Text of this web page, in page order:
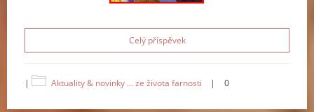
Celý příspěvek
| Aktuality & novinky ... ze života farnosti | 0